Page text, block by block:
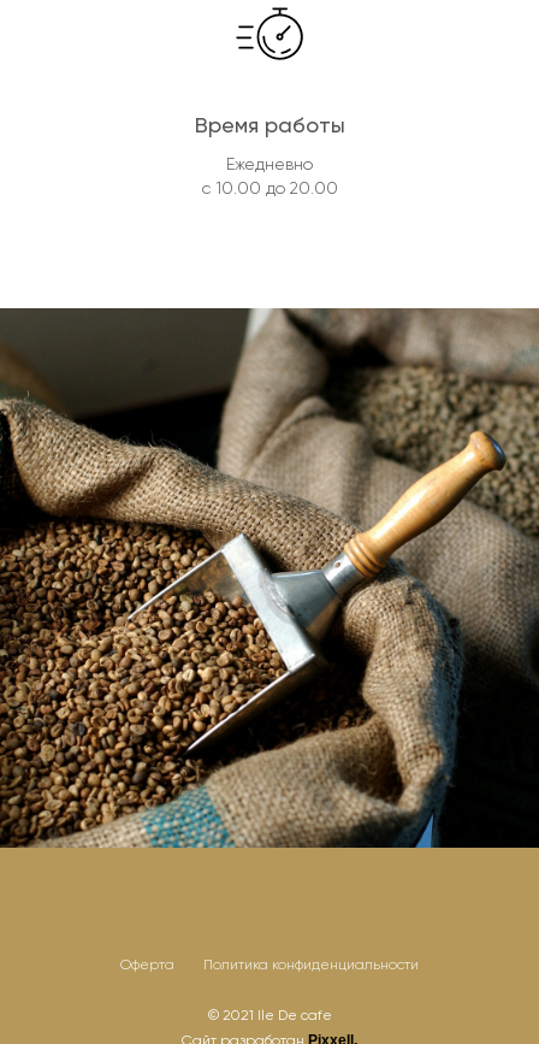
Время работы
Ежедневно
с 10.00 до 20.00
Оферта Политика конфиденциальности
© 2021 Ile De cafe